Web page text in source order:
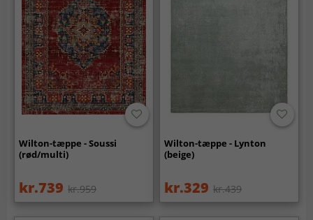
Wilton-tæppe - Soussi
(rød/multi)
kr.739 kr.959
Wilton-tæppe - Lynton
(beige)
kr.329 kr.439